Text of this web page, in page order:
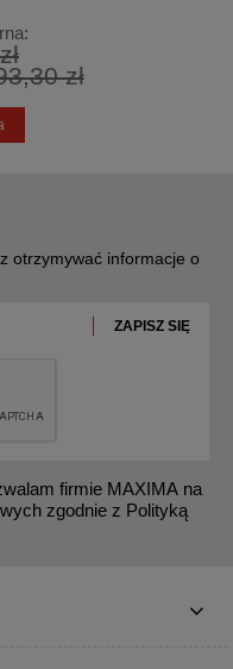
zł
otrzymywać informacje o
ZAPISZ SIĘ
firmie MAXIMA na
zgodnie z Polityką